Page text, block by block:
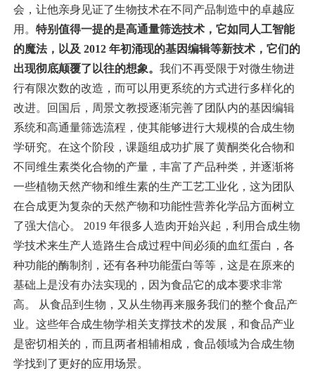
会，让他亲身见证了生物技术在不同产品制造中的卓越应
用。特别值得一提的是高通量筛选技术，它如同人工智能
的魔法，以及 2012 年初涌现的基因编辑等新技术，它们的
出现彻底颠覆了以往的想象。我们不再受限于对微生物进
行有限次数的改造，而可以用更系统的方式进行多样化的
改进。回国后，周景文教授逐渐完善了团队内的基因编辑
系统和高通量筛选流程，使其能够进行大规模的合成生物
学研究。在这个阶段，课题组成功扩展了黄酮类化合物和
不同维生素类化合物的产量，丰富了产品种类，并逐渐将
一些植物天然产物和维生素的生产工艺工业化，这为团队
在合成更为复杂的天然产物和功能性营养化学品方面树立
了强大信心。 2019 年很多人造肉开始兴起，利用合成生物
学技术来生产人造路生合成过程中间必须的血红蛋白，各
种功能的酶制剂，还有各种功能蛋白等等，这是在原来的
基础上是没有办法实现的，因为食品它的成本要求非常
高。 从食品到生物，又从生物再来服务我们的整个食品产
业。这些年合成生物学相关支撑技术的发展，和食品产业
是密切相关的，而且两者相辅相成，食品领域为合成生物
学找到了更好的应用场景。